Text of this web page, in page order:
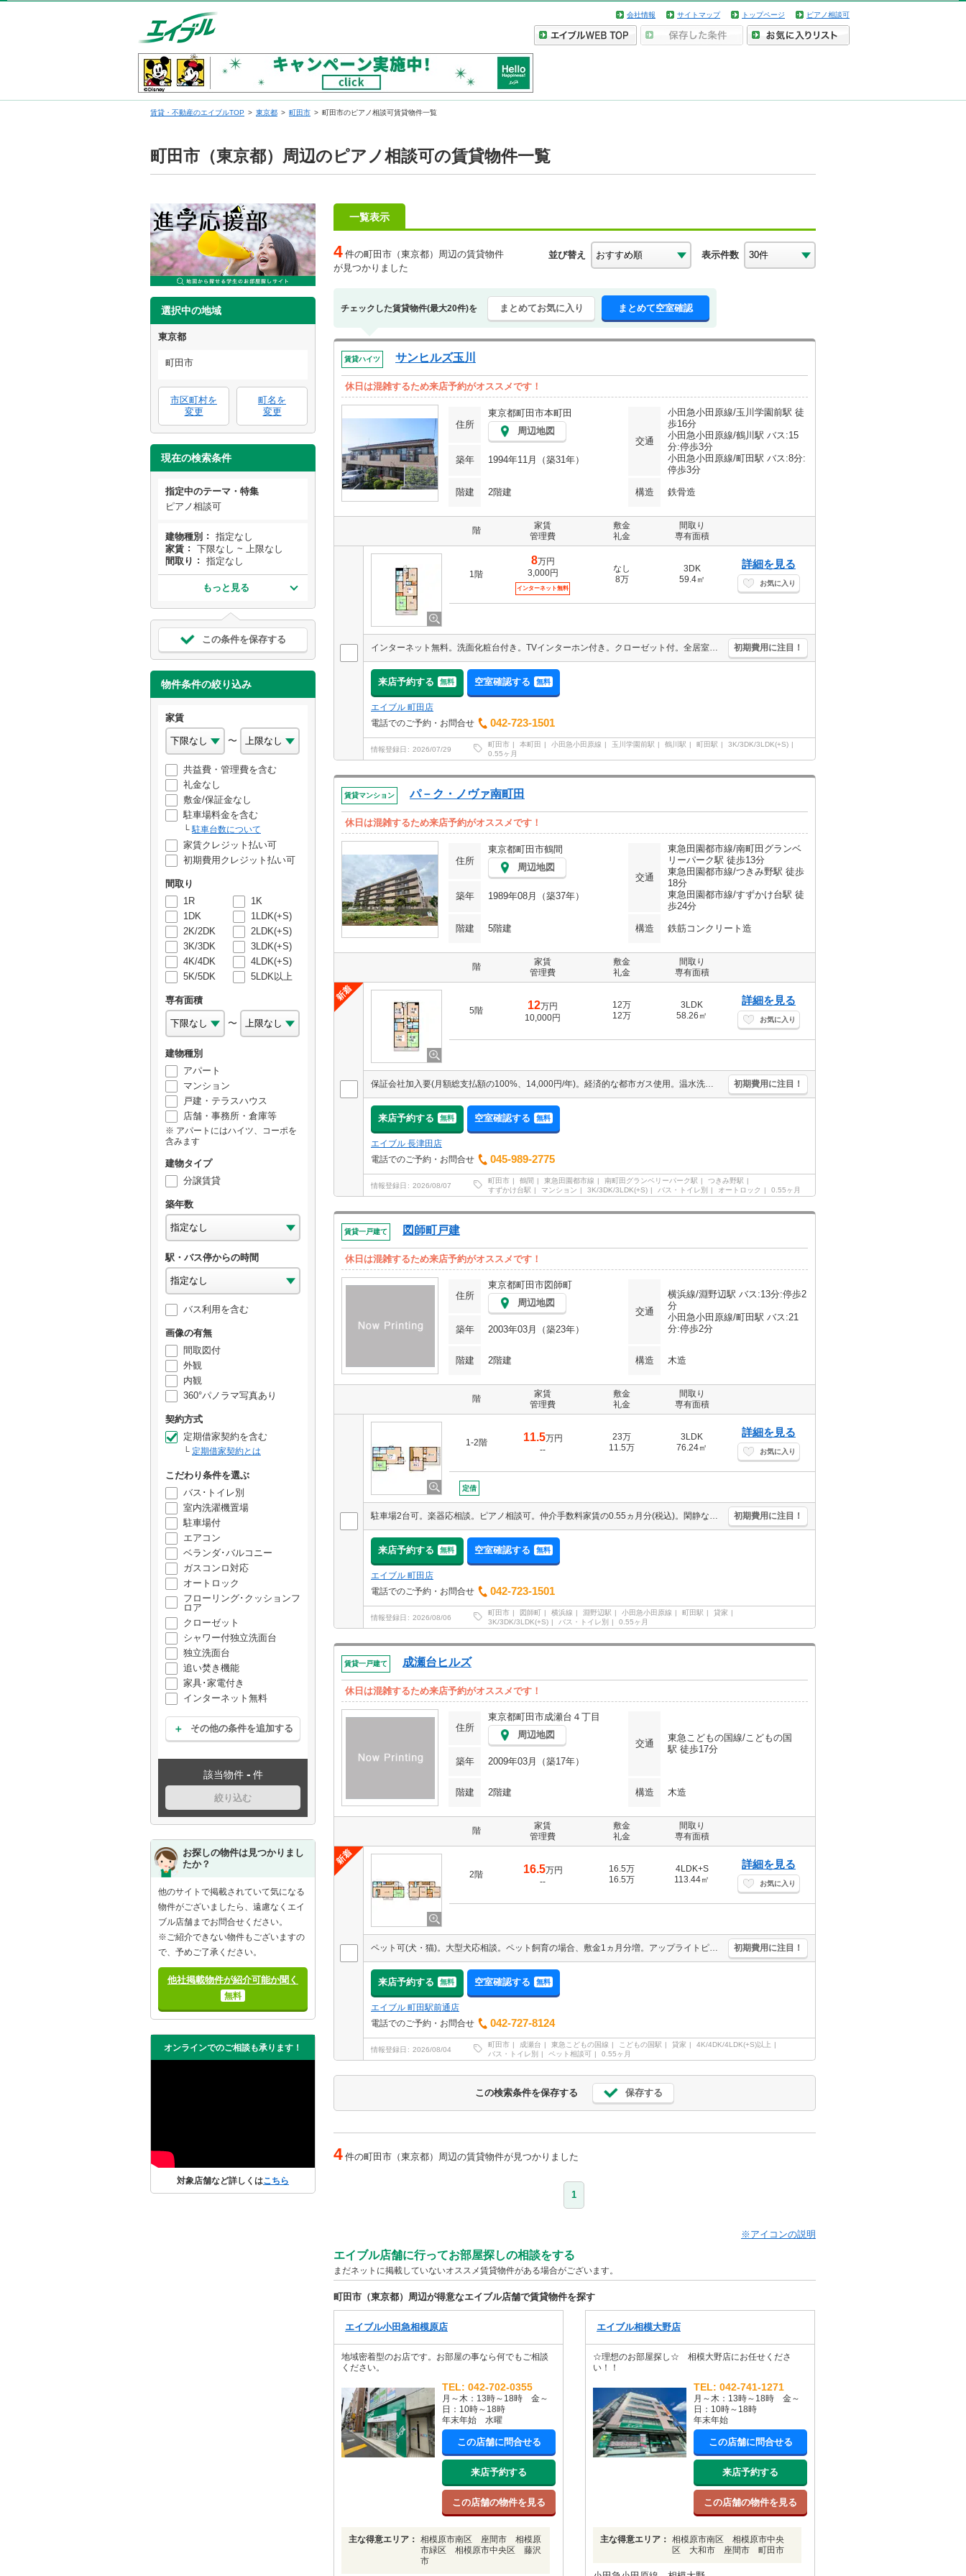
会社情報 サイトマップ トップページ ピアノ相談可
賃貸・不動産のエイブルTOP 東京都 町田市 町田市のピアノ相談可賃貸物件一覧
町田市（東京都）周辺のピアノ相談可の賃貸物件一覧
選択中の地域
東京都
町田市
市区町村を
変更
町名を
変更
現在の検索条件
指定中のテーマ・特集
ピアノ相談可
建物種別
指定なし
家賃
下限なし ~ 上限なし
間取り
指定なし
もっと見る
この条件を保存する
物件条件の絞り込み
家賃
〜
共益費・管理費を含む
礼金なし
敷金/保証金なし
駐車場料金を含む
駐車台数について
家賃クレジット払い可
初期費用クレジット払い可
間取り
1R
1K
1DK
1LDK(+S)
2K/2DK
2LDK(+S)
3K/3DK
3LDK(+S)
4K/4DK
4LDK(+S)
5K/5DK
5LDK以上
専有面積
〜
建物種別
アパート
マンション
戸建・テラスハウス
店舗・事務所・倉庫等
アパートにはハイツ、コーポを
含みます
建物タイプ
分譲賃貸
築年数
駅・バス停からの時間
バス利用を含む
画像の有無
間取図付
外観
内観
360°パノラマ写真あり
契約方式
定期借家契約を含む
定期借家契約とは
こだわり条件を選ぶ
バス･トイレ別
室内洗濯機置場
駐車場付
エアコン
ベランダ･バルコニー
ガスコンロ対応
オートロック
フローリング･クッションフ
ロア
クローゼット
シャワー付独立洗面台
独立洗面台
追い焚き機能
家具･家電付き
インターネット無料
その他の条件を追加する
該当物件 - 件
絞り込む
お探しの物件は見つかりまし
たか？
他のサイトで掲載されていて気になる
物件がございましたら、遠慮なくエイ
ブル店舗までお問合せください。
※ご紹介できない物件もございますの
で、予めご了承ください。
他社掲載物件が紹介可能か聞く
無料
オンラインでのご相談も承ります！
対象店舗など詳しくはこちら
一覧表示
4 件の町田市（東京都）周辺の賃貸物件
が見つかりました
並び替え 表示件数
チェックした賃貸物件(最大20件)を まとめてお気に入り まとめて空室確認
賃貸ハイツ サンヒルズ玉川
休日は混雑するため来店予約がオススメです！
住所
東京都町田市本町田
周辺地図
交通
小田急小田原線/玉川学園前駅 徒
歩16分
小田急小田原線/鶴川駅 バス:15
分:停歩3分
小田急小田原線/町田駅 バス:8分:
停歩3分
築年 1994年11月（築31年）
階建 2階建 構造 鉄骨造
階
家賃
管理費
敷金
礼金
間取り
専有面積
1階
8万円
3,000円
インターネット無料
なし
8万
3DK
59.4㎡
詳細を見る
お気に入り
インターネット無料。洗面化粧台付き。TVインターホン付き。クローゼット付。全居室に収納スペースあり。エアコン2基付き。温水洗浄便座付き。 初期費用に注目！
来店予約する 無料 空室確認する 無料
エイブル 町田店
電話でのご予約・お問合せ
042-723-1501
情報登録日 2026/07/29
町田市 本町田 小田急小田原線 玉川学園前駅 鶴川駅 町田駅
3K/3DK/3LDK(+S)
0.55ヶ月
賃貸マンション パ－ク・ノヴァ南町田
休日は混雑するため来店予約がオススメです！
住所
東京都町田市鶴間
周辺地図
交通
東急田園都市線/南町田グランベ
リーパーク駅 徒歩13分
東急田園都市線/つきみ野駅 徒歩
18分
東急田園都市線/すずかけ台駅 徒
歩24分
築年 1989年08月（築37年）
階建 5階建 構造 鉄筋コンクリート造
階
家賃
管理費
敷金
礼金
間取り
専有面積
5階 12万円
10,000円
12万
12万
3LDK
58.26㎡
詳細を見る
お気に入り
保証会社加入要(月額総支払額の100%、14,000円/年)。経済的な都市ガス使用。温水洗浄便座付き。人気のオートロック付マンション。エアコン付き。追い焚き付き。仲介手数料家賃の0.55ヵ月分。 初期費用に注目！
来店予約する 無料 空室確認する 無料
エイブル 長津田店
電話でのご予約・お問合せ
045-989-2775
情報登録日 2026/08/07
町田市 鶴間 東急田園都市線 南町田グランベリーパーク駅
つきみ野駅
すずかけ台駅
マンション 3K/3DK/3LDK(+S) バス・トイレ別 オートロック 0.55ヶ月
賃貸一戸建て 図師町戸建
休日は混雑するため来店予約がオススメです！
住所
東京都町田市図師町
周辺地図
交通
横浜線/淵野辺駅 バス:13分:停歩2
分
小田急小田原線/町田駅 バス:21
分:停歩2分
築年 2003年03月（築23年）
階建 2階建 構造 木造
階
家賃
管理費
敷金
礼金
間取り
専有面積
1-2階 11.5万円
--
23万
11.5万
3LDK
76.24㎡
詳細を見る
お気に入り
定借
駐車場2台可。楽器応相談。ピアノ相談可。仲介手数料家賃の0.55ヵ月分(税込)。閑静な住宅街。業務スーパーへ351m。ファミリーマートへ484m。南向きで日当り良好。追い焚き機能付きバス。 初期費用に注目！
来店予約する 無料 空室確認する 無料
エイブル 町田店
電話でのご予約・お問合せ
042-723-1501
情報登録日 2026/08/06
町田市 図師町 横浜線 淵野辺駅 小田急小田原線 町田駅
貸家
3K/3DK/3LDK(+S)
バス・トイレ別 0.55ヶ月
賃貸一戸建て 成瀬台ヒルズ
休日は混雑するため来店予約がオススメです！
住所
東京都町田市成瀬台４丁目
周辺地図
交通
東急こどもの国線/こどもの国
駅 徒歩17分
築年
2009年03月（築17年）
階建 2階建 構造 木造
階
家賃
管理費
敷金
礼金
間取り
専有面積
2階 16.5万円
--
16.5万
16.5万
4LDK+S
113.44㎡
詳細を見る
お気に入り
ペット可(犬・猫)。大型犬応相談。ペット飼育の場合、敷金1ヵ月分増。アップライトピアノのみ可。退去時、ルームクリーニング料金149,740円。バイク応相談。 初期費用に注目！
来店予約する 無料 空室確認する 無料
エイブル 町田駅前通店
電話でのご予約・お問合せ
042-727-8124
情報登録日 2026/08/04
町田市 成瀬台 東急こどもの国線 こどもの国駅 貸家
4K/4DK/4LDK(+S)以上
バス・トイレ別
ペット相談可 0.55ヶ月
この検索条件を保存する 保存する
4 件の町田市（東京都）周辺の賃貸物件が見つかりました
1
※アイコンの説明
エイブル店舗に行ってお部屋探しの相談をする
まだネットに掲載していないオススメ賃貸物件がある場合がございます。
町田市（東京都）周辺が得意なエイブル店舗で賃貸物件を探す
エイブル小田急相模原店
地域密着型のお店です。お部屋の事なら何でもご相談
ください。
TEL: 042-702-0355
月～木：13時～18時 金～
日：10時～18時
年末年始 水曜
この店舗に問合せる
来店予約する
この店舗の物件を見る
主な得意エリア： 相模原市南区 座間市 相模原
市緑区 相模原市中央区 藤沢
市
エイブル相模大野店
☆理想のお部屋探し☆ 相模大野店にお任せくださ
い！！
TEL: 042-741-1271
月～木：13時～18時 金～
日：10時～18時
年末年始
この店舗に問合せる
来店予約する
この店舗の物件を見る
主な得意エリア： 相模原市南区 相模原市中央
区 大和市 座間市 町田市